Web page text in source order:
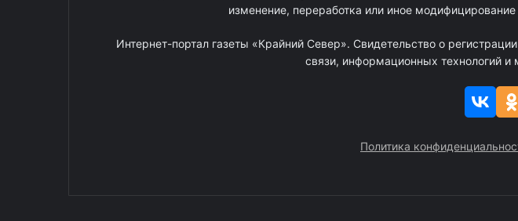
изменение, переработка или иное
Интернет-портал газеты «Крайний Север». Свидетельство о
связи, информационных технологий
Политика